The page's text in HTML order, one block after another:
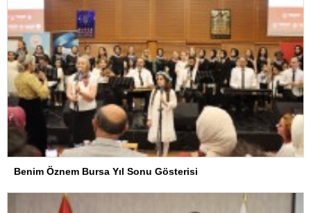
Benim Öznem Bursa Yıl Sonu Gösterisi